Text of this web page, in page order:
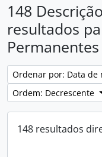
148
resultados
Permanentes
Ordenar por: Data de
Ordem: Decrescente
148 resultados